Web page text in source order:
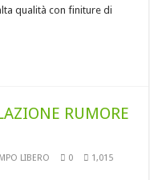
qualità con finiture di
RUMORE
LIBERO 0 1,015